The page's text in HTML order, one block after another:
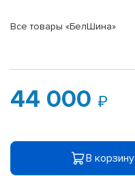
Все товары «БелШина»
44 000
В корзину